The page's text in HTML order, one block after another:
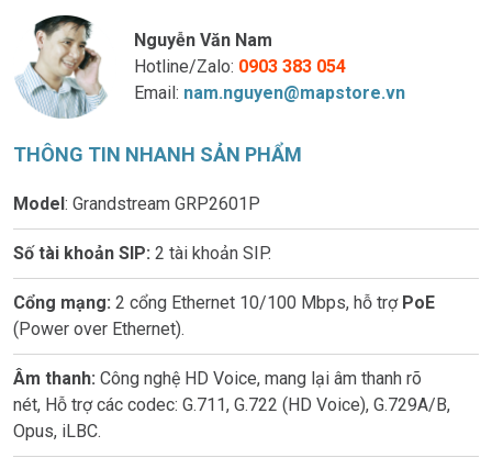
Nguyễn Văn Nam
Hotline/Zalo: 0903 383 054
Email: nam.nguyen@mapstore.vn
THÔNG TIN NHANH SẢN PHẨM
Model: Grandstream GRP2601P
Số tài khoản SIP: 2 tài khoản SIP.
Cổng mạng: 2 cổng Ethernet 10/100 Mbps, hỗ trợ PoE
(Power over Ethernet).
Âm thanh: Công nghệ HD Voice, mang lại âm thanh rõ
nét, Hỗ trợ các codec: G.711, G.722 (HD Voice), G.729A/B,
Opus, iLBC.